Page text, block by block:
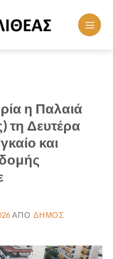
η Παλαιά
τη Δευτέρα
και
ΔΉΜΟΣ